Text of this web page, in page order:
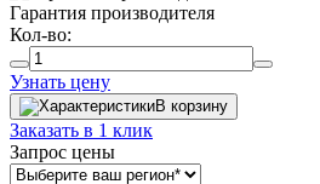
Гарантия производителя
Кол-во:
Узнать цену
В корзину
Заказать в 1 клик
Запрос цены